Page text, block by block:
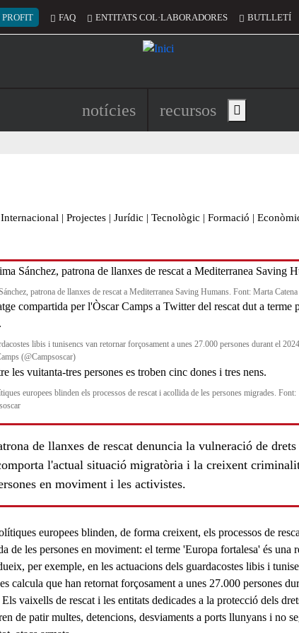
del compte d'usuari
PROFIT FAQ ENTITATS COL·LABORADORES BUTLLETÍ
Navegació principal de
notícies recursos Show main
Internacional | Projectes | Jurídic | Tecnològic | Formació |
patrona de llanxes de rescat a Mediterranea Saving Humans. Font: Marta Catena
libis i tunisencs van retornar forçosament a unes 27.000 persones durant el
(@Campsoscar)
europees blinden els processos de rescat i acollida de les persones migrades. Font:
de llanxes de rescat denuncia la vulneració de drets
l'actual situació migratòria i la creixent
en moviment i les activistes.
europees blinden, de forma creixent, els processos de
de les persones en moviment: el terme 'Europa fortalesa' és una
per exemple, en les actuacions dels guardacostes libis i
calcula que han retornat forçosament a unes 27.000 persones
vaixells de rescat i les entitats dedicades a la protecció dels
de patir multes, detencions, desviaments a ports llunyans i no